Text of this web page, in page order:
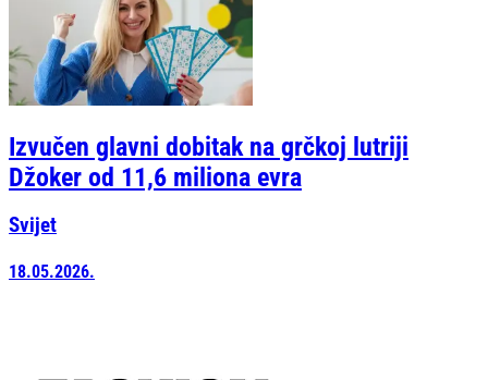
Izvučen glavni dobitak na grčkoj lutriji
Džoker od 11,6 miliona evra
Svijet
18.05.2026.